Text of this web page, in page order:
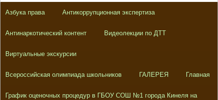
Азбука права Антикоррупционная экспертиза
Антинаркотический контент Видеолекции по ДТТ
Виртуальные экскурсии
Всероссийская олимпиада школьников ГАЛЕРЕЯ Главная
График оценочных процедур в ГБОУ СОШ №1 города Кинеля на